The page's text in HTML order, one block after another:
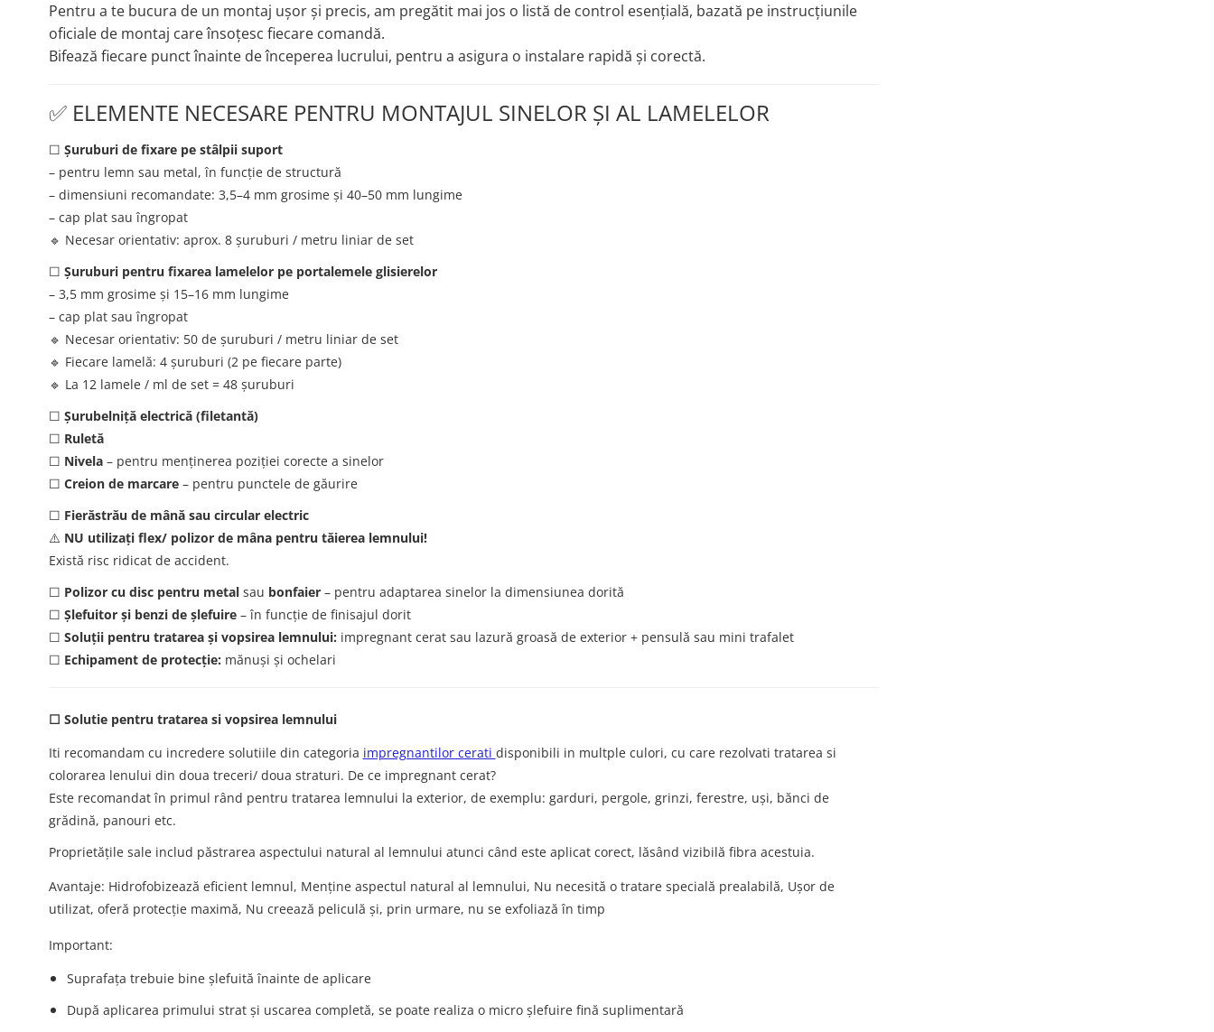
Pentru a te bucura de un montaj ușor și precis, am pregătit mai jos o listă de control esențială, bazată pe instrucțiunile
oficiale de montaj care însoțesc fiecare comandă.
Bifează fiecare punct înainte de începerea lucrului, pentru a asigura o instalare rapidă și corectă.
✅ ELEMENTE NECESARE PENTRU MONTAJUL SINELOR ȘI AL LAMELELOR
☐ Șuruburi de fixare pe stâlpii suport
– pentru lemn sau metal, în funcție de structură
– dimensiuni recomandate: 3,5–4 mm grosime și 40–50 mm lungime
– cap plat sau îngropat
🔹 Necesar orientativ: aprox. 8 șuruburi / metru liniar de set
☐ Șuruburi pentru fixarea lamelelor pe portalemele glisierelor
– 3,5 mm grosime și 15–16 mm lungime
– cap plat sau îngropat
🔹 Necesar orientativ: 50 de șuruburi / metru liniar de set
🔹 Fiecare lamelă: 4 șuruburi (2 pe fiecare parte)
🔹 La 12 lamele / ml de set = 48 șuruburi
☐ Șurubelniță electrică (filetantă)
☐ Ruletă
☐ Nivela– pentru menținerea poziției corecte a sinelor
☐ Creion de marcare– pentru punctele de găurire
☐ Fierăstrău de mână sau circular electric
⚠️ NU utilizați flex/ polizor de mâna pentru tăierea lemnului!
Există risc ridicat de accident.
☐ Polizor cu disc pentru metalsau bonfaier– pentru adaptarea sinelor la dimensiunea dorită
☐ Șlefuitor și benzi de șlefuire– în funcție de finisajul dorit
☐ Soluții pentru tratarea și vopsirea lemnului: impregnant cerat sau lazură groasă de exterior + pensulă sau mini trafalet
☐ Echipament de protecție: mănuși și ochelari
☐ Solutie pentru tratarea si vopsirea lemnului
Iti recomandam cu incredere solutiile din categoria impregnantilor cerati disponibili in multple culori, cu care rezolvati tratarea si
colorarea lenului din doua treceri/ doua straturi. De ce impregnant cerat?
Este recomandat în primul rând pentru tratarea lemnului la exterior, de exemplu: garduri, pergole, grinzi, ferestre, uși, bănci de
grădină, panouri etc.
Proprietățile sale includ păstrarea aspectului natural al lemnului atunci când este aplicat corect, lăsând vizibilă fibra acestuia.
Avantaje: Hidrofobizează eficient lemnul, Menține aspectul natural al lemnului, Nu necesită o tratare specială prealabilă, Ușor de
utilizat, oferă protecție maximă, Nu creează peliculă și, prin urmare, nu se exfoliază în timp
Important:
Suprafața trebuie bine șlefuită înainte de aplicare
După aplicarea primului strat și uscarea completă, se poate realiza o micro șlefuire fină suplimentară